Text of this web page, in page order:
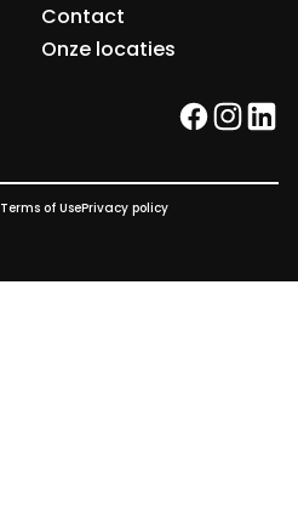
Contact
Onze locaties
facebook
Terms of UsePrivacy policy